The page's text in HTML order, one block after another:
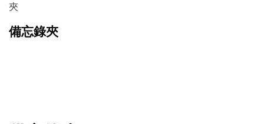
夾
備忘錄夾